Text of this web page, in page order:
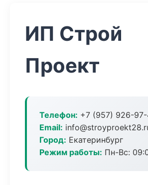
ИП Строй
Проект
Телефон: +7 (957) 926-
Email:
Город: Екатеринбург
Режим работы: Пн-Вс: